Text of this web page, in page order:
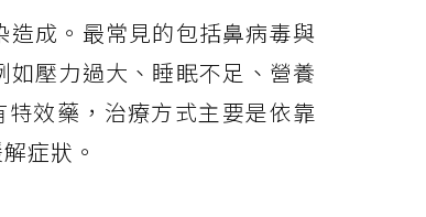
成。最常見的包括鼻病毒與
如壓力過大、睡眠不足、營養
效藥，治療方式主要是依靠
症狀。